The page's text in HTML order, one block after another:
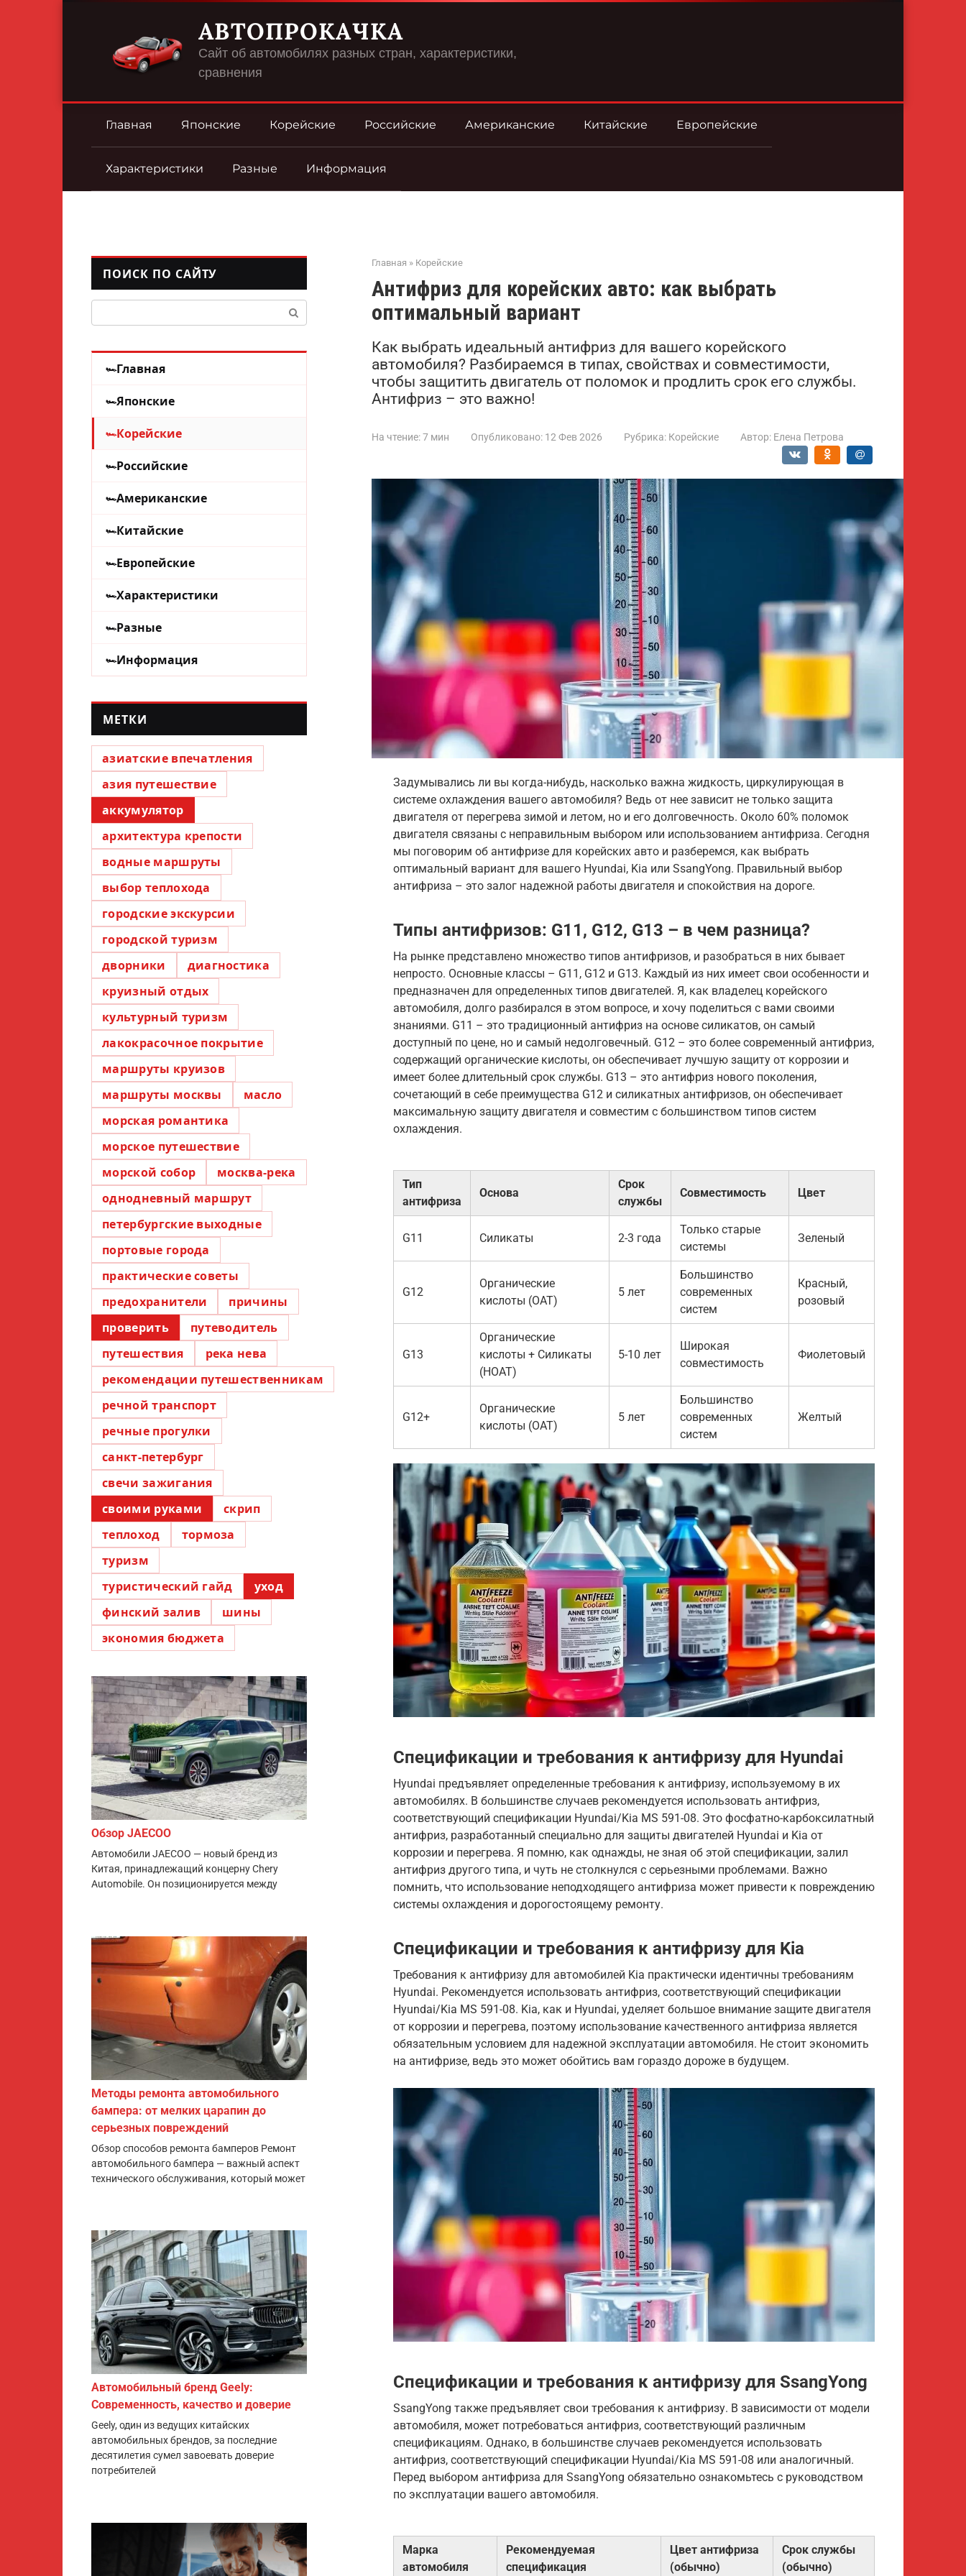
АВТОПРОКАЧКА
Сайт об автомобилях разных стран, характеристики,
сравнения
Главная Японские Корейские Российские Американские Китайские Европейские
Характеристики Разные Информация
Главная » Корейские
Антифриз для корейских авто: как выбрать
оптимальный вариант
Как выбрать идеальный антифриз для вашего корейского
автомобиля? Разбираемся в типах, свойствах и совместимости,
чтобы защитить двигатель от поломок и продлить срок его службы.
Антифриз – это важно!
На чтение:7 мин Опубликовано: 12 Фев 2026 Рубрика: Корейские Автор: Елена Петрова
Задумывались ли вы когда-нибудь, насколько важна жидкость, циркулирующая в
системе охлаждения вашего автомобиля? Ведь от нее зависит не только защита
двигателя от перегрева зимой и летом, но и его долговечность. Около 60% поломок
двигателя связаны с неправильным выбором или использованием антифриза. Сегодня
мы поговорим об антифризе для корейских авто и разберемся, как выбрать
оптимальный вариант для вашего Hyundai, Kia или SsangYong. Правильный выбор
антифриза – это залог надежной работы двигателя и спокойствия на дороге.
Типы антифризов: G11, G12, G13 – в чем разница?
На рынке представлено множество типов антифризов, и разобраться в них бывает
непросто. Основные классы – G11, G12 и G13. Каждый из них имеет свои особенности и
предназначен для определенных типов двигателей. Я, как владелец корейского
автомобиля, долго разбирался в этом вопросе, и хочу поделиться с вами своими
знаниями. G11 – это традиционный антифриз на основе силикатов, он самый
доступный по цене, но и самый недолговечный. G12 – это более современный антифриз,
содержащий органические кислоты, он обеспечивает лучшую защиту от коррозии и
имеет более длительный срок службы. G13 – это антифриз нового поколения,
сочетающий в себе преимущества G12 и силикатных антифризов, он обеспечивает
максимальную защиту двигателя и совместим с большинством типов систем
охлаждения.
Тип
антифриза
Основа
Срок
службы
Совместимость Цвет
G11 Силикаты 2-3 года
Только старые
системы
Зеленый
G12
Органические
кислоты (OAT)
5 лет
Большинство
современных
систем
Красный,
розовый
G13
Органические
кислоты + Силикаты
(HOAT)
5-10 лет
Широкая
совместимость
Фиолетовый
G12+
Органические
кислоты (OAT)
5 лет
Большинство
современных
систем
Желтый
Спецификации и требования к антифризу для Hyundai
Hyundai предъявляет определенные требования к антифризу, используемому в их
автомобилях. В большинстве случаев рекомендуется использовать антифриз,
соответствующий спецификации Hyundai/Kia MS 591-08. Это фосфатно-карбоксилатный
антифриз, разработанный специально для защиты двигателей Hyundai и Kia от
коррозии и перегрева. Я помню, как однажды, не зная об этой спецификации, залил
антифриз другого типа, и чуть не столкнулся с серьезными проблемами. Важно
помнить, что использование неподходящего антифриза может привести к повреждению
системы охлаждения и дорогостоящему ремонту.
Спецификации и требования к антифризу для Kia
Требования к антифризу для автомобилей Kia практически идентичны требованиям
Hyundai. Рекомендуется использовать антифриз, соответствующий спецификации
Hyundai/Kia MS 591-08. Kia, как и Hyundai, уделяет большое внимание защите двигателя
от коррозии и перегрева, поэтому использование качественного антифриза является
обязательным условием для надежной эксплуатации автомобиля. Не стоит экономить
на антифризе, ведь это может обойтись вам гораздо дороже в будущем.
Спецификации и требования к антифризу для SsangYong
SsangYong также предъявляет свои требования к антифризу. В зависимости от модели
автомобиля, может потребоваться антифриз, соответствующий различным
спецификациям. Однако, в большинстве случаев рекомендуется использовать
антифриз, соответствующий спецификации Hyundai/Kia MS 591-08 или аналогичный.
Перед выбором антифриза для SsangYong обязательно ознакомьтесь с руководством
по эксплуатации вашего автомобиля.
Марка
автомобиля
Рекомендуемая
спецификация
Цвет антифриза
(обычно)
Срок службы
(обычно)
ПОИСК ПО САЙТУ
Главная
Японские
Корейские
Российские
Американские
Китайские
Европейские
Характеристики
Разные
Информация
МЕТКИ
азиатские впечатления
азия путешествие
аккумулятор
архитектура крепости
водные маршруты
выбор теплохода
городские экскурсии
городской туризм
дворники
диагностика
круизный отдых
культурный туризм
лакокрасочное покрытие
маршруты круизов
маршруты москвы
масло
морская романтика
морское путешествие
морской собор
москва-река
однодневный маршрут
петербургские выходные
портовые города
практические советы
предохранители
причины
проверить
путеводитель
путешествия
река нева
рекомендации путешественникам
речной транспорт
речные прогулки
санкт-петербург
свечи зажигания
своими руками
скрип
теплоход
тормоза
туризм
туристический гайд
уход
финский залив
шины
экономия бюджета
Обзор JAECOO
Автомобили JAECOO — новый бренд из
Китая, принадлежащий концерну Chery
Automobile. Он позиционируется между
Методы ремонта автомобильного
бампера: от мелких царапин до
серьезных повреждений
Обзор способов ремонта бамперов Ремонт
автомобильного бампера — важный аспект
технического обслуживания, который может
Автомобильный бренд Geely:
Современность, качество и доверие
Geely, один из ведущих китайских
автомобильных брендов, за последние
десятилетия сумел завоевать доверие
потребителей